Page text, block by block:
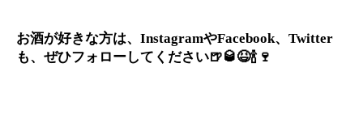
お酒が好きな方は、 InstagramやFacebook、 Twitter
も、ぜひフォローしてください🍺🥃😆🍾🍷